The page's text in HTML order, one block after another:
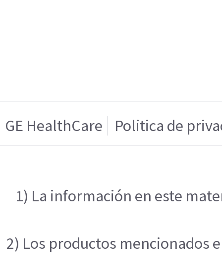
GE HealthCare Politica de
1) La información en este
2) Los productos mencionados